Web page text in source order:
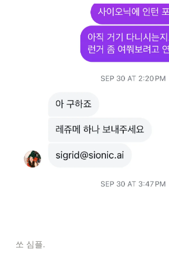
쏘 심플.